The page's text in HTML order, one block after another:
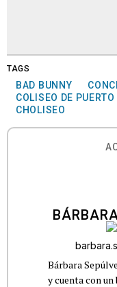
TAGS
BAD BUNNY
COLISEO DE
CHOLISEO
Bárbara
y cuenta con